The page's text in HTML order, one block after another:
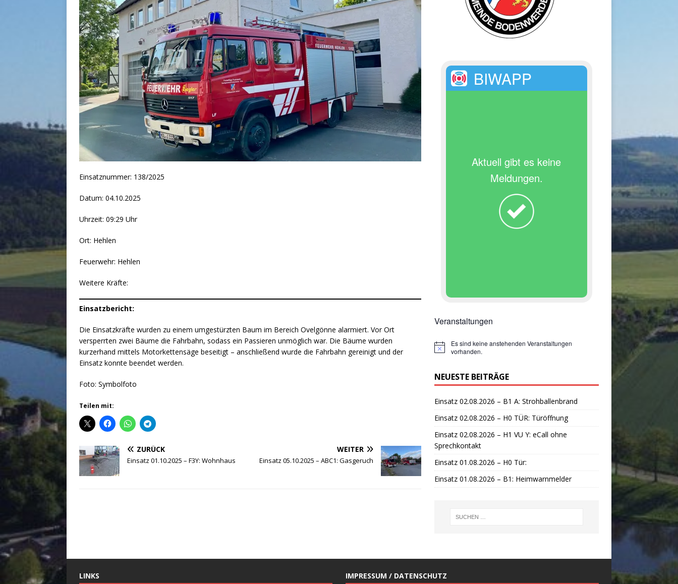
Einsatznummer: 138/2025
Datum: 04.10.2025
Uhrzeit: 09:29 Uhr
Ort: Hehlen
Feuerwehr: Hehlen
Weitere Kräfte:
Einsatzbericht:
Die Einsatzkräfte wurden zu einem umgestürzten Baum im Bereich Ovelgönne alarmiert. Vor Ort
versperrten zwei Bäume die Fahrbahn, sodass ein Passieren unmöglich war. Die Bäume wurden
kurzerhand mittels Motorkettensäge beseitigt – anschließend wurde die Fahrbahn gereinigt und der
Einsatz konnte beendet werden.
Foto: Symbolfoto
Teilen mit:
ZURÜCK
Einsatz 01.10.2025 – F3Y: Wohnhaus
WEITER
Einsatz 05.10.2025 – ABC1: Gasgeruch
BIWAPP
Aktuell gibt es keine
Meldungen.
Veranstaltungen
H
w
e
s
Es sind keine anstehenden Veranstaltungen
vorhanden.
NEUESTE BEITRÄGE
Einsatz 02.08.2026 – B1 A: Strohballenbrand
Einsatz 02.08.2026 – H0 TÜR: Türöffnung
Einsatz 02.08.2026 – H1 VU Y: eCall ohne
Sprechkontakt
Einsatz 01.08.2026 – H0 Tür:
Einsatz 01.08.2026 – B1: Heimwarnmelder
LINKS IMPRESSUM / DATENSCHUTZ